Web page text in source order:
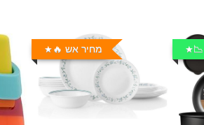
מחיר אש 🔥